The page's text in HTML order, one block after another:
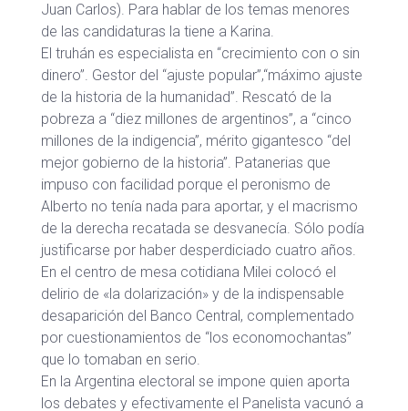
Juan Carlos). Para hablar de los temas menores
de las candidaturas la tiene a Karina.
El truhán es especialista en “crecimiento con o sin
dinero”. Gestor del “ajuste popular”,“máximo ajuste
de la historia de la humanidad”. Rescató de la
pobreza a “diez millones de argentinos”, a “cinco
millones de la indigencia”, mérito gigantesco “del
mejor gobierno de la historia”. Patanerias que
impuso con facilidad porque el peronismo de
Alberto no tenía nada para aportar, y el macrismo
de la derecha recatada se desvanecía. Sólo podía
justificarse por haber desperdiciado cuatro años.
En el centro de mesa cotidiana Milei colocó el
delirio de «la dolarización» y de la indispensable
desaparición del Banco Central, complementado
por cuestionamientos de “los economochantas”
que lo tomaban en serio.
En la Argentina electoral se impone quien aporta
los debates y efectivamente el Panelista vacunó a